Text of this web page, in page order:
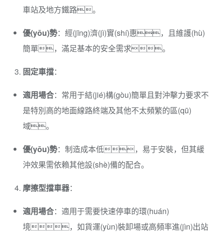
車站及地方鐵路。
優(yōu)勢：經(jīng)濟(jì)實(shí)惠，且維護(hù)
簡單，滿足基本的安全需求。
固定車擋：
適用場合：常用于結(jié)構(gòu)簡單且對沖擊力要求不
是特別高的地面線路終端及其他不太頻繁的區(qū)
域。
優(yōu)勢：制造成本低，易于安裝，但其緩
沖效果需依賴其他設(shè)備的配合。
摩擦型擋車器：
適用場合：適用于需要快速停車的環(huán)
境，如貨運(yùn)裝卸場或高頻率進(jìn)出站